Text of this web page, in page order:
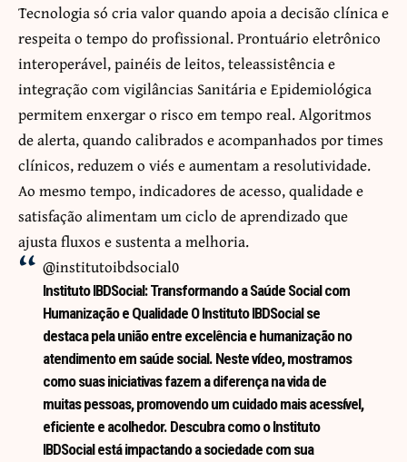
Tecnologia só cria valor quando apoia a decisão clínica e
respeita o tempo do profissional. Prontuário eletrônico
interoperável, painéis de leitos, teleassistência e
integração com vigilâncias Sanitária e Epidemiológica
permitem enxergar o risco em tempo real. Algoritmos
de alerta, quando calibrados e acompanhados por times
clínicos, reduzem o viés e aumentam a resolutividade.
Ao mesmo tempo, indicadores de acesso, qualidade e
satisfação alimentam um ciclo de aprendizado que
ajusta fluxos e sustenta a melhoria.
@institutoibdsocial0
Instituto IBDSocial: Transformando a Saúde Social com
Humanização e Qualidade O Instituto IBDSocial se
destaca pela união entre excelência e humanização no
atendimento em saúde social. Neste vídeo, mostramos
como suas iniciativas fazem a diferença na vida de
muitas pessoas, promovendo um cuidado mais acessível,
eficiente e acolhedor. Descubra como o Instituto
IBDSocial está impactando a sociedade com sua